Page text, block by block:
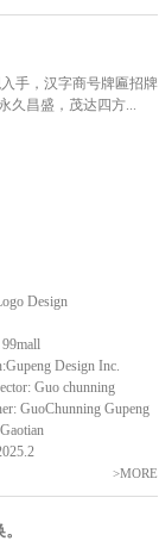
手，汉字商号牌匾招牌
久昌盛，茂达四方...
Design
Design Inc.
Guo chunning
GuoChunning Gupeng
>MORE